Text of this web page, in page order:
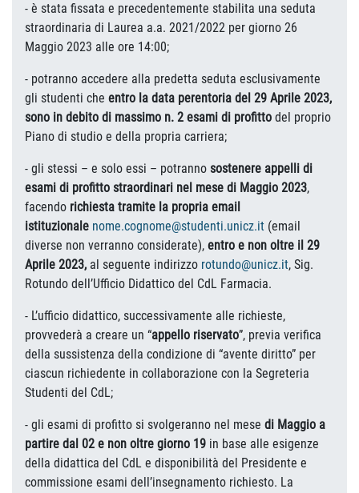
- è stata fissata e precedentemente stabilita una seduta
straordinaria di Laurea a.a. 2021/2022 per giorno 26
Maggio 2023 alle ore 14:00;
- potranno accedere alla predetta seduta esclusivamente
gli studenti che entro la data perentoria del 29 Aprile 2023,
sono in debito di massimo n. 2 esami di profitto del proprio
Piano di studio e della propria carriera;
- gli stessi – e solo essi – potranno sostenere appelli di
esami di profitto straordinari nel mese di Maggio 2023,
facendo richiesta tramite la propria email
istituzionale nome.cognome@studenti.unicz.it (email
diverse non verranno considerate), entro e non oltre il 29
Aprile 2023, al seguente indirizzo rotundo@unicz.it, Sig.
Rotundo dell’Ufficio Didattico del CdL Farmacia.
- L’ufficio didattico, successivamente alle richieste,
provvederà a creare un “appello riservato”, previa verifica
della sussistenza della condizione di “avente diritto” per
ciascun richiedente in collaborazione con la Segreteria
Studenti del CdL;
- gli esami di profitto si svolgeranno nel mese di Maggio a
partire dal 02 e non oltre giorno 19 in base alle esigenze
della didattica del CdL e disponibilità del Presidente e
commissione esami dell’insegnamento richiesto. La